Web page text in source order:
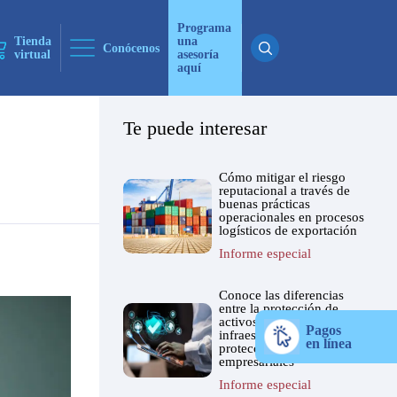
Tienda
virtual
Conócenos
Programa
una
asesoría
aquí
Te puede interesar
Cómo mitigar el riesgo
reputacional a través de
buenas prácticas
operacionales en procesos
logísticos de exportación
Informe especial
Conoce las diferencias
entre la protección de
activos críticos e
infraestructura vs.
protección de procesos
empresariales
Informe especial
Pagos
en línea